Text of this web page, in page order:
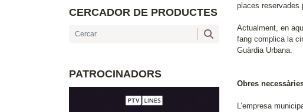
CERCADOR DE PRODUCTES
PATROCINADORS
places reservades
Actualment, en
fang complica la
Guàrdia Urbana.
Obres
L’empresa